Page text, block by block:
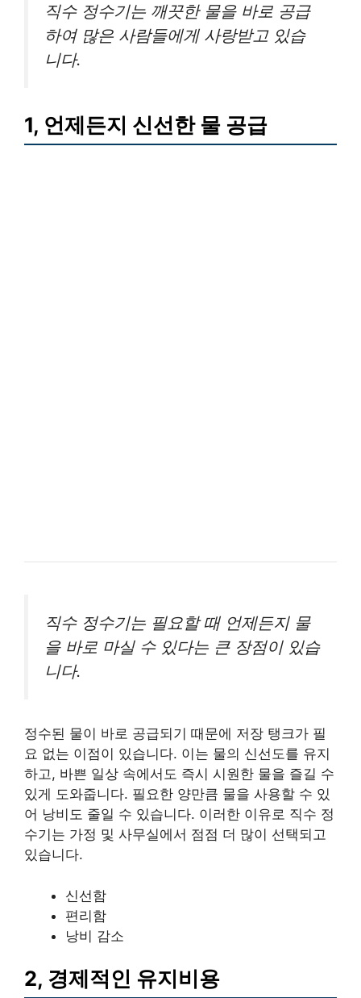
직수 정수기는 깨끗한 물을 바로 공급
하여 많은 사람들에게 사랑받고 있습
니다.
1, 언제든지 신선한 물 공급
직수 정수기는 필요할 때 언제든지 물
을 바로 마실 수 있다는 큰 장점이 있습
니다.
정수된 물이 바로 공급되기 때문에 저장 탱크가 필
요 없는 이점이 있습니다. 이는 물의 신선도를 유지
하고, 바쁜 일상 속에서도 즉시 시원한 물을 즐길 수
있게 도와줍니다. 필요한 양만큼 물을 사용할 수 있
어 낭비도 줄일 수 있습니다. 이러한 이유로 직수 정
수기는 가정 및 사무실에서 점점 더 많이 선택되고
있습니다.
신선함
편리함
낭비 감소
2, 경제적인 유지비용